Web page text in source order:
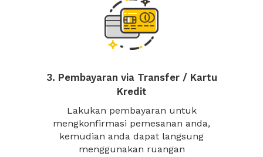
3. Pembayaran via Transfer / Kartu
Kredit
Lakukan pembayaran untuk
mengkonfirmasi pemesanan anda,
kemudian anda dapat langsung
menggunakan ruangan